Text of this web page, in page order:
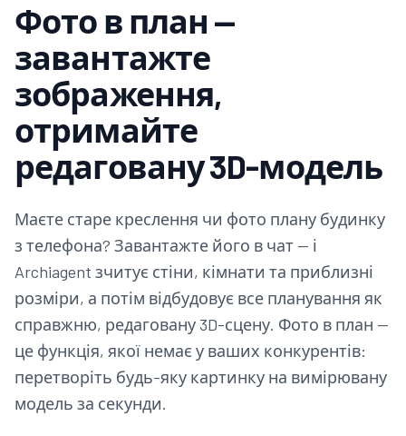
Фото в план —
завантажте
зображення,
отримайте
редаговану 3D-модель
Маєте старе креслення чи фото плану будинку
з телефона? Завантажте його в чат — і
Archiagent зчитує стіни, кімнати та приблизні
розміри, а потім відбудовує все планування як
справжню, редаговану 3D-сцену. Фото в план —
це функція, якої немає у ваших конкурентів:
перетворіть будь-яку картинку на вимірювану
модель за секунди.